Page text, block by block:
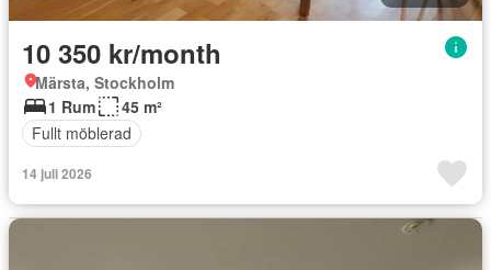
10 350 kr/month
Märsta, Stockholm
1 Rum
45 m²
Fullt möblerad
14 juli 2026